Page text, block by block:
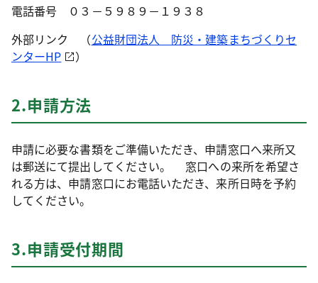
電話番号 ０３－５９８９－１９３８
外部リンク （公益財団法人 防災・建築まちづくりセ
ンターHP
）
2.申請方法
申請に必要な書類をご準備いただき、申請窓口へ来所又
は郵送にて提出してください。 窓口への来所を希望さ
れる方は、申請窓口にお電話いただき、来所日時を予約
してください。
3.申請受付期間